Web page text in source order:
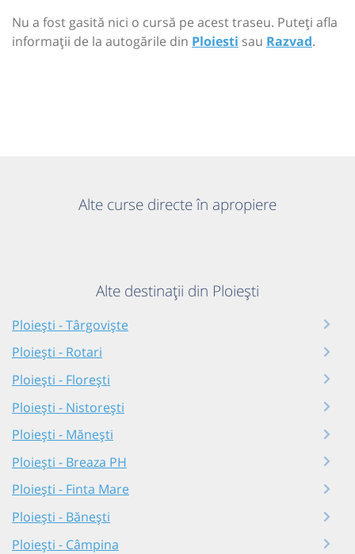
Nu a fost gasită nici o cursă pe acest traseu. Puteți afla
informații de la autogările din Ploiesti sau Razvad.
Alte curse directe în apropiere
Alte destinații din Ploiești
Ploiești - Târgoviște
Ploiești - Rotari
Ploiești - Florești
Ploiești - Nistorești
Ploiești - Mănești
Ploiești - Breaza PH
Ploiești - Finta Mare
Ploiești - Bănești
Ploiești - Câmpina